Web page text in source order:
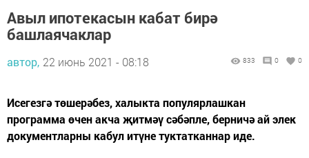
Авыл ипотекасын кабат бирә
башлаячаклар
автор, 22 июнь 2021 - 08:18 833 0 0
Исегезгә төшерәбез, халыкта популярлашкан
программа өчен акча җитмәү сәбәпле, берничә ай элек
документларны кабул итүне туктатканнар иде.